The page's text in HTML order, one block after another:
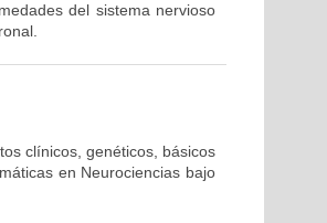
del sistema nervioso
clínicos, genéticos, básicos
en Neurociencias bajo